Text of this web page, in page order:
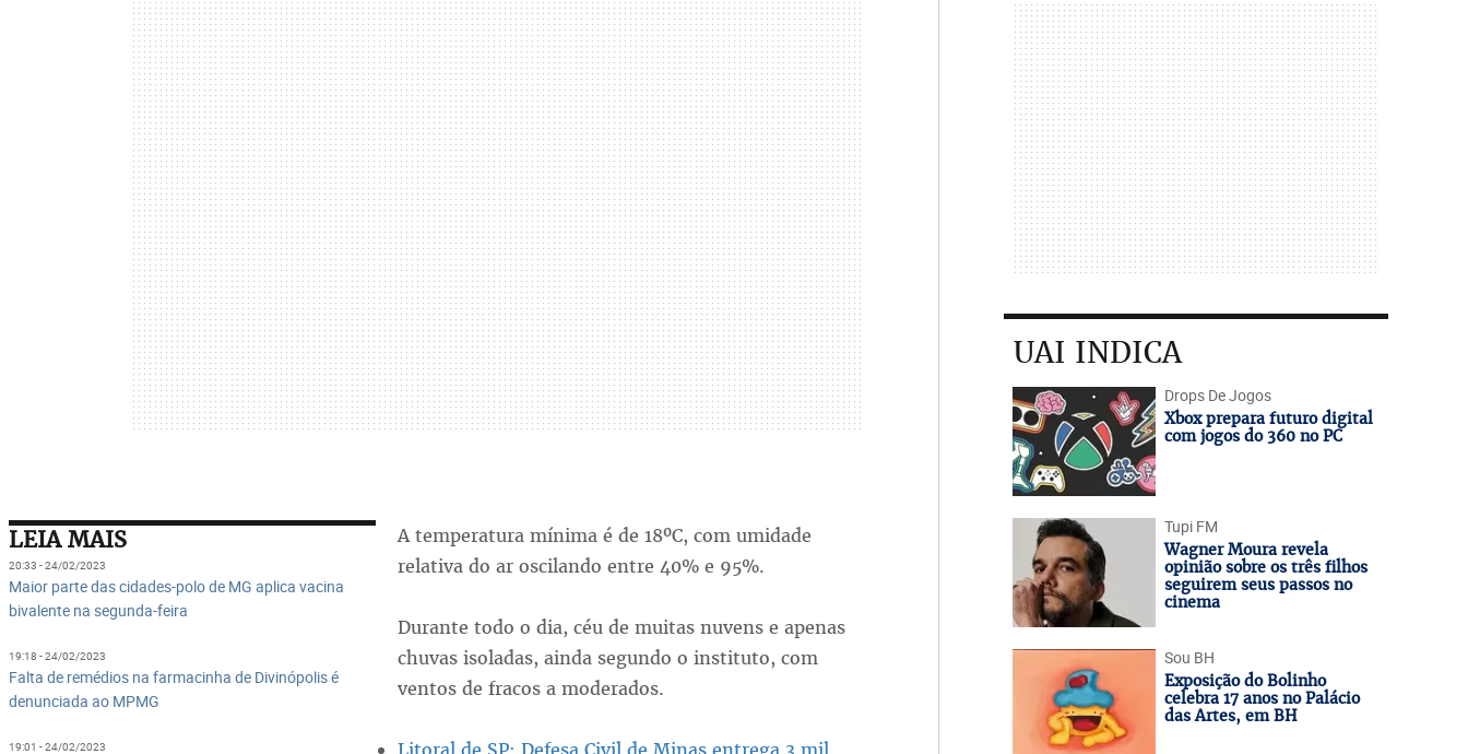
LEIA MAIS
20:33 - 24/02/2023
Maior parte das cidades-polo de MG aplica vacina
bivalente na segunda-feira
19:18 - 24/02/2023
Falta de remédios na farmacinha de Divinópolis é
denunciada ao MPMG
19:01 - 24/02/2023
A temperatura mínima é de 18ºC, com umidade
relativa do ar oscilando entre 40% e 95%.
Durante todo o dia, céu de muitas nuvens e apenas
chuvas isoladas, ainda segundo o instituto, com
ventos de fracos a moderados.
UAI INDICA
Drops De Jogos
Xbox prepara futuro digital
com jogos do 360 no PC
Tupi FM
Wagner Moura revela
opinião sobre os três filhos
seguirem seus passos no
cinema
Sou BH
Exposição do Bolinho
celebra 17 anos no Palácio
das Artes, em BH